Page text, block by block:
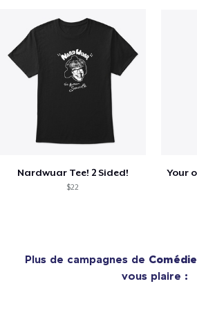
Nardwuar Tee! 2 Sided!
$22
Plus de campagnes de Comédie
vous plaire :